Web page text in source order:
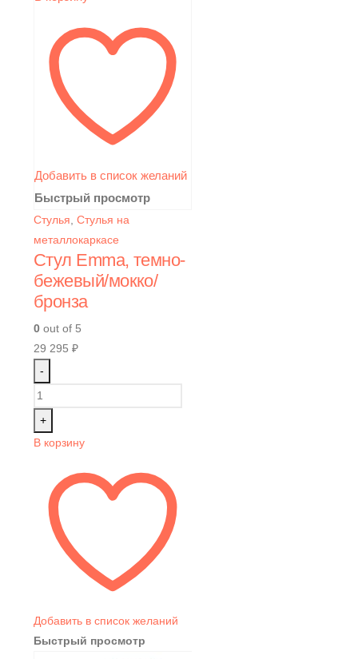
Добавить в список желаний
Быстрый просмотр
Стулья Стулья на
металлокаркасе
Стул Emma, темно-
бежевый/мокко/
бронза
0 out of 5
29 295 ₽
-
+
В корзину
Добавить в список желаний
Быстрый просмотр